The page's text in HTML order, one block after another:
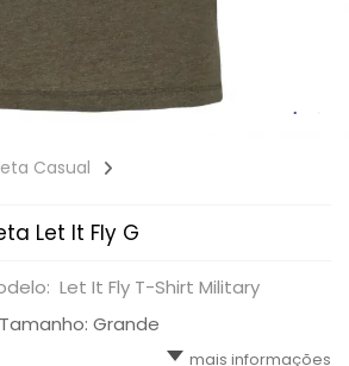
Casual
Let It Fly G
Let It Fly T-Shirt Military
Grande
mais informações